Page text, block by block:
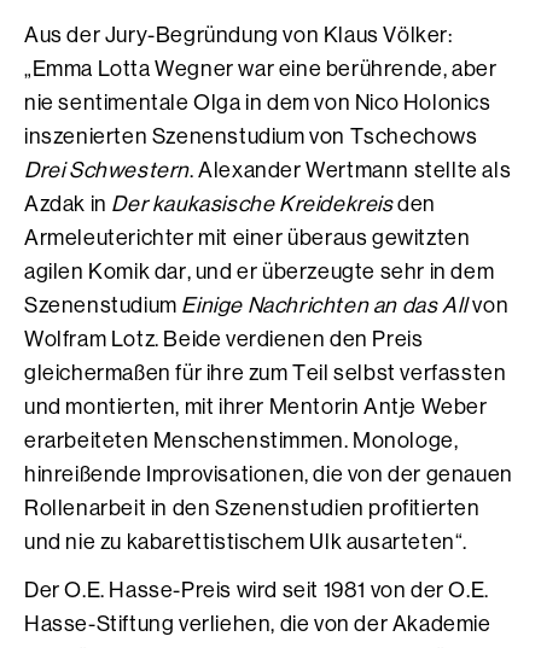
Aus der Jury-Begründung von Klaus Völker:
„Emma Lotta Wegner war eine berührende, aber
nie sentimentale Olga in dem von Nico Holonics
inszenierten Szenenstudium von Tschechows
Drei Schwestern. Alexander Wertmann stellte als
Azdak in Der kaukasische Kreidekreisden
Armeleuterichter mit einer überaus gewitzten
agilen Komik dar, und er überzeugte sehr in dem
Szenenstudium Einige Nachrichten an das Allvon
Wolfram Lotz. Beide verdienen den Preis
gleichermaßen für ihre zum Teil selbst verfassten
und montierten, mit ihrer Mentorin Antje Weber
erarbeiteten Menschenstimmen. Monologe,
hinreißende Improvisationen, die von der genauen
Rollenarbeit in den Szenenstudien profitierten
und nie zu kabarettistischem Ulk ausarteten“.
Der O.E. Hasse-Preis wird seit 1981 von der O.E.
Hasse-Stiftung verliehen, die von der Akademie